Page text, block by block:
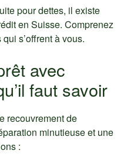
pour dettes, il existe
en Suisse. Comprenez
s’offrent à vous.
avec
faut savoir
recouvrement de
minutieuse et une
: